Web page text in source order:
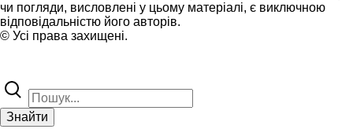
чи погляди, висловлені у цьому матеріалі, є виключною
відповідальністю його авторів.
© Усі права захищені.
Знайти